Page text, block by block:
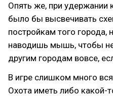
Опять же, при удержании
было бы высвечивать
постройкам того города,
наводишь мышь, чтобы
другим городам вовсе,
В игре слишком много
Охота иметь либо